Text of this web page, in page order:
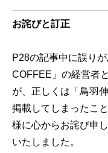
お詫びと訂正
P28の記事中に誤り
COFFEE」の経営者
が、正しくは「鳥羽
掲載してしまったこ
様に心からお詫び申
いたしました。